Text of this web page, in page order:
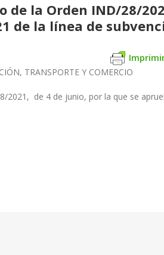
de la Orden IND/28/
de la línea de
TRANSPORTE Y COMERCIO
de 4 de junio, por la que se